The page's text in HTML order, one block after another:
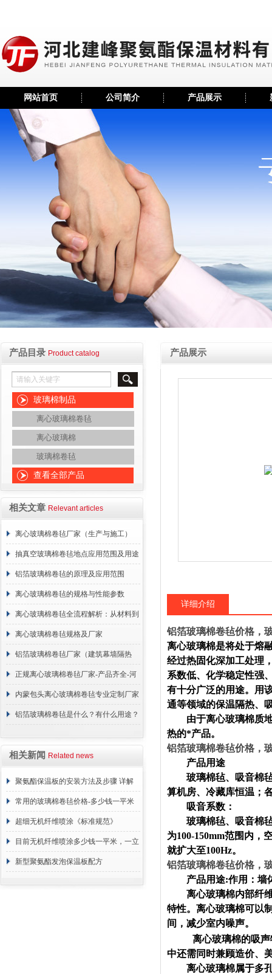
网站首页 公司简介 产品展示
产品目录 Product catalog
玻璃棉制品
离心玻璃棉卷毡
离心玻璃棉
玻璃棉卷毡
查看全部产品
相关文章 Relevant articles
离心玻璃棉卷毡厂家（生产与施工）
抽真空玻璃棉卷毡地点应用范围及用途
说明
铝箔玻璃棉卷毡的原理及应用范围
离心玻璃棉卷毡的规格与性能参数
离心玻璃棉卷毡全流程解析：从材料到
施工
离心玻璃棉卷毡规格及厂家
铝箔玻璃棉卷毡厂家（建筑幕墙隔热
棉）
正规离心玻璃棉卷毡厂家-产品齐全-河
北建峰保温材料有限公司
内蒙包头离心玻璃棉卷毡专业定制厂家
铝箔玻璃棉卷毡是什么？有什么用途？
相关新闻 Related news
聚氨酯保温板的安装方法及步骤 详解
常用的玻璃棉卷毡价格-多少钱一平米
超细无机纤维喷涂《标准规范》
目前无机纤维喷涂多少钱一平米，一立
方 价格计算
新型聚氨酯发泡保温板配方
产品展示
详细介绍
铝箔玻璃棉卷毡价格，
离心玻璃棉是将处于熔
经过热固化深加工处理
系数低、化学稳定性强
有十分广泛的用途。用
通等领域的保温隔热、
由于离心玻璃棉质地
热的*产品。
铝箔玻璃棉卷毡价格，
产品用途
玻璃棉毡、吸音棉毡
算机房、冷藏库恒温；
吸音系数：
玻璃棉毡、吸音棉毡
为100-150mm范围内，
就扩大至100Hz。
铝箔玻璃棉卷毡价格，
产品用途:作用：墙体
离心玻璃棉内部纤维
特性。离心玻璃棉可以
间，减少室内噪声。
离心玻璃棉的吸声
中还需同时兼顾造价、
离心玻璃棉属于多孔